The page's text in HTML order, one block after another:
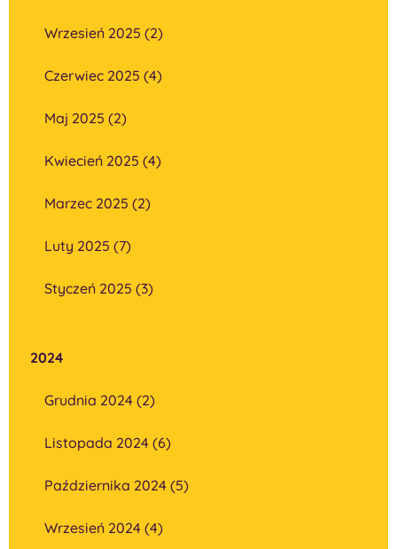
Wrzesień 2025 (2)
Czerwiec 2025 (4)
Maj 2025 (2)
Kwiecień 2025 (4)
Marzec 2025 (2)
Luty 2025 (7)
Styczeń 2025 (3)
2024
Grudnia 2024 (2)
Listopada 2024 (6)
Października 2024 (5)
Wrzesień 2024 (4)